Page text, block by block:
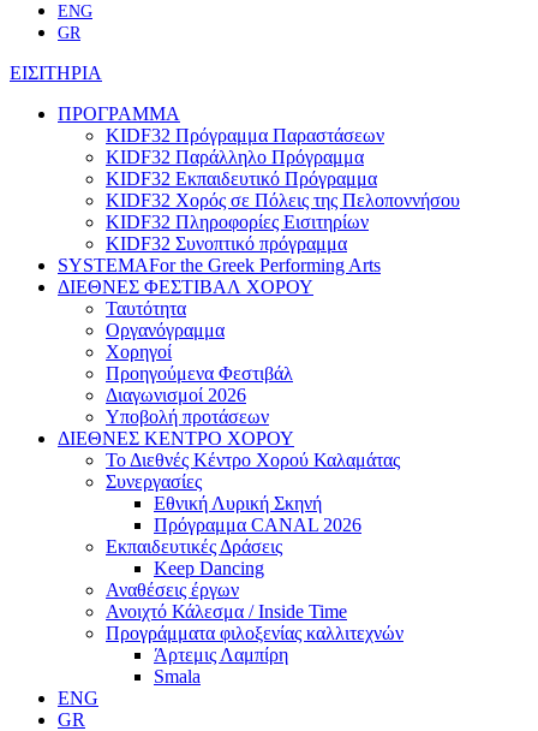
ENG
GR
ΕΙΣΙΤΗΡΙΑ
ΠΡΟΓΡΑΜΜΑ
KIDF32 Πρόγραμμα Παραστάσεων
KIDF32 Παράλληλο Πρόγραμμα
KIDF32 Εκπαιδευτικό Πρόγραμμα
KIDF32 Χορός σε Πόλεις της Πελοποννήσου
KIDF32 Πληροφορίες Εισιτηρίων
KIDF32 Συνοπτικό πρόγραμμα
SYSTEMAFor the Greek Performing Arts
ΔΙΕΘΝΕΣ ΦΕΣΤΙΒΑΛ ΧΟΡΟΥ
Ταυτότητα
Οργανόγραμμα
Χορηγοί
Προηγούμενα Φεστιβάλ
Διαγωνισμοί 2026
Υποβολή προτάσεων
ΔΙΕΘΝΕΣ ΚΕΝΤΡΟ ΧΟΡΟΥ
Το Διεθνές Κέντρο Χορού Καλαμάτας
Συνεργασίες
Εθνική Λυρική Σκηνή
Πρόγραμμα CANAL 2026
Εκπαιδευτικές Δράσεις
Keep Dancing
Αναθέσεις έργων
Ανοιχτό Κάλεσμα / Inside Time
Προγράμματα φιλοξενίας καλλιτεχνών
Άρτεμις Λαμπίρη
Smala
ENG
GR